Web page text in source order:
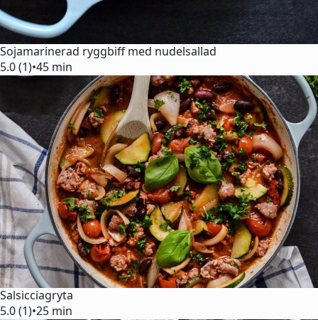
Sojamarinerad ryggbiff med nudelsallad
5.0 (1)•45 min
Salsicciagryta
5.0 (1)•25 min